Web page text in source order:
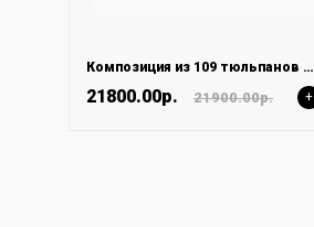
Композиция из 109 тюльпанов в форме сердца
21800.00р. 21900.00р. +